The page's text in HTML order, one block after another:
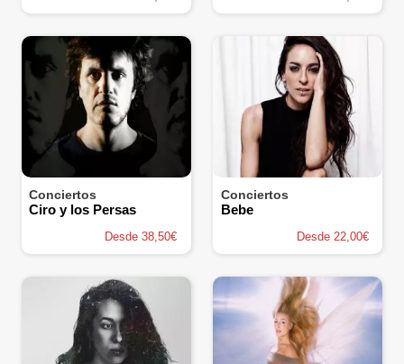
Conciertos
Ciro y los Persas
Desde 38,50€
Conciertos
Bebe
Desde 22,00€